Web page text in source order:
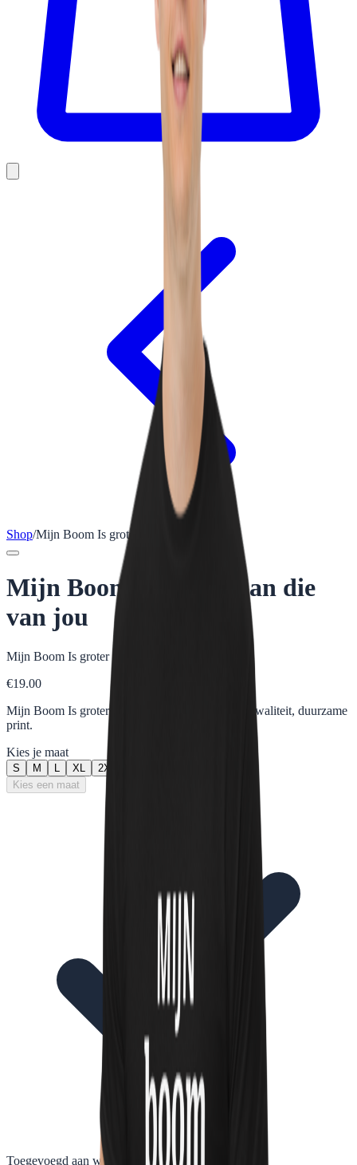
Shop/Mijn Boom Is groter dan die van jou
Mijn Boom Is groter dan die
van jou
Mijn Boom Is groter dan die van jou
€19.00
Mijn Boom Is groter dan die van jou - Premium kwaliteit, duurzame
print.
Kies je maat
S M XL 2XL
Kies een maat
Toegevoegd aan winkelwagen